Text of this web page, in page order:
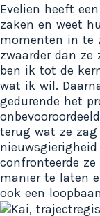
Evelien heeft
zaken en weet
momenten in te
zwaarder dan ze
ben ik tot de
wat ik wil.
gedurende het
terug wat ze zag
confronteerde
manier te laten
ook een